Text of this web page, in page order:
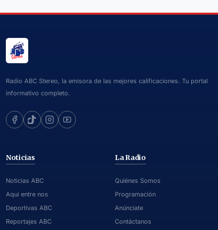
Radio ABC Stereo, la emisora de las mejores calificaciones. Tu portal
informativo completo.
Noticias
Noticias ABC
Aquí entre nos
Deportivas ABC
Reportajes ABC
La Radio
Quiénes Somos
Programación
Anúnciate
Contáctanos